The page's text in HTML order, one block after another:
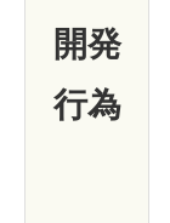
開発
行為